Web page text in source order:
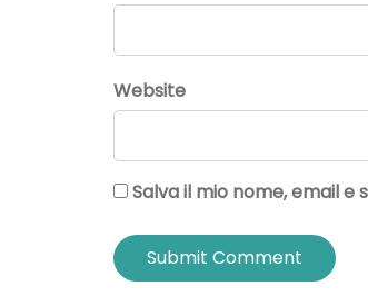
Website
Salva il mio nome, email